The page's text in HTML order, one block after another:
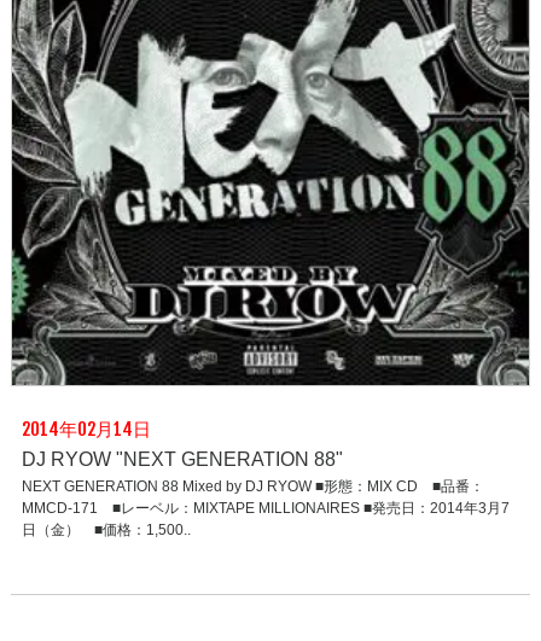
2014年02月14日
DJ RYOW "NEXT GENERATION 88"
NEXT GENERATION 88 Mixed by DJ RYOW ■形態：MIX CD ■品番：
MMCD-171 ■レーベル：MIXTAPE MILLIONAIRES ■発売日：2014年3月7
日（金） ■価格：1,500..